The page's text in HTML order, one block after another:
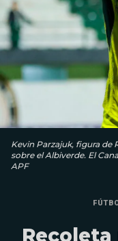
Kevin Parzajuk, figura de
sobre el Albiverde. El
APF